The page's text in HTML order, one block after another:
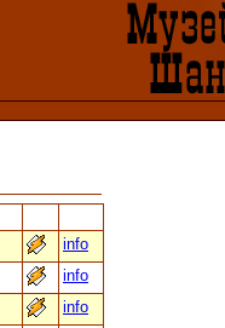
info
info
info